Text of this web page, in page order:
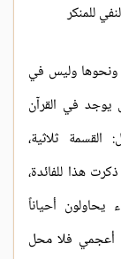
للمنكر
ونحوها وليس في
يوجد في القرآن
ثلاثية،
هذا للفائدة،
يحاولون أحياناً
أعجمي فلا محل